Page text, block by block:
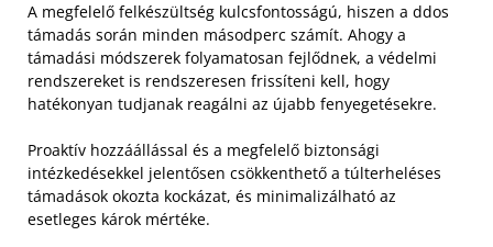
A megfelelő felkészültség kulcsfontosságú, hiszen a ddos
támadás során minden másodperc számít. Ahogy a
támadási módszerek folyamatosan fejlődnek, a védelmi
rendszereket is rendszeresen frissíteni kell, hogy
hatékonyan tudjanak reagálni az újabb fenyegetésekre.
Proaktív hozzáállással és a megfelelő biztonsági
intézkedésekkel jelentősen csökkenthető a túlterheléses
támadások okozta kockázat, és minimalizálható az
esetleges károk mértéke.